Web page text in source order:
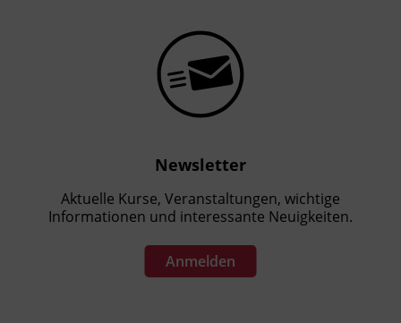
Newsletter
Aktuelle Kurse, Veranstaltungen, wichtige
Informationen und interessante Neuigkeiten.
Anmelden